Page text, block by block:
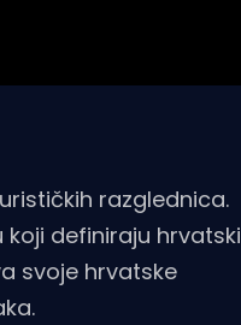
razglednica.
definiraju hrvatski
svoje hrvatske